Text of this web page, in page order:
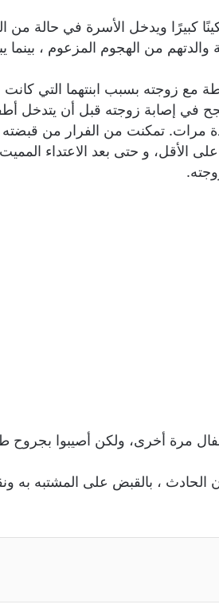
كبيرًا ويدخل الأسرة في حالة من
والدتهم من الهجوم المزعوم ،
مع زوجته بسبب ابنتهما التي كانت
في إصابة زوجته قبل أن يتدخل
مرات. تمكنت من الفرار من
ولكن والدها تبعها وطعنها 25 مرة على الأقل، و حتى بعد
مرة أخرى، ولكن أصيبوا بجروح
، بالقبض على المشتبه به